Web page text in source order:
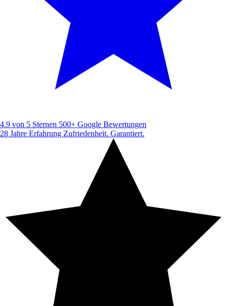
4.9 von 5 Sternen 500+ Google Bewertungen
28 Jahre Erfahrung Zufriedenheit. Garantiert.